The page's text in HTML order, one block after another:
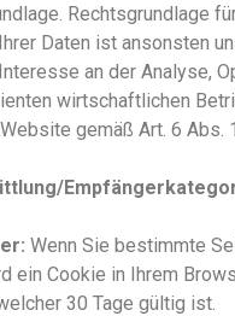
Rechtsgrundlage
Daten ist ansonsten
an der Analyse,
wirtschaftlichen
gemäß Art. 6 Abs.
Wenn Sie bestimmte
ein Cookie in Ihrem
30 Tage gültig ist.